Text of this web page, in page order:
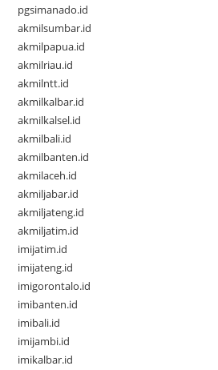
pgsimanado.id
akmilsumbar.id
akmilpapua.id
akmilriau.id
akmilntt.id
akmilkalbar.id
akmilkalsel.id
akmilbali.id
akmilbanten.id
akmilaceh.id
akmiljabar.id
akmiljateng.id
akmiljatim.id
imijatim.id
imijateng.id
imigorontalo.id
imibanten.id
imibali.id
imijambi.id
imikalbar.id